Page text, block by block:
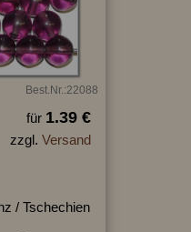
Best.Nr.:22088
für 1.39 €
zzgl. Versand
/ Tschechien